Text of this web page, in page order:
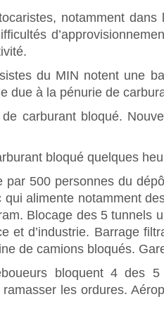
notam­ment dans
du MIN notent une
due à la pénu­rie de
car­bu­rant bloqué.
bloqué quel­ques
500 per­son­nes du
qui ali­mente notam­ment
Blocage des 5 tun­nels
et d’indus­trie. Barrage
de camions blo­qués.
blo­quent 4 des 5
les ordu­res.